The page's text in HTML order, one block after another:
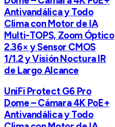
Antivandálica y Todo
Clima con Motor de IA
Multi-TOPS, Zoom Óptico
2.36× y Sensor CMOS
1/1.2 y Visión Noctura IR
de Largo Alcance
UniFi Protect G6 Pro
Dome – Cámara 4K PoE+
Antivandálica y Todo